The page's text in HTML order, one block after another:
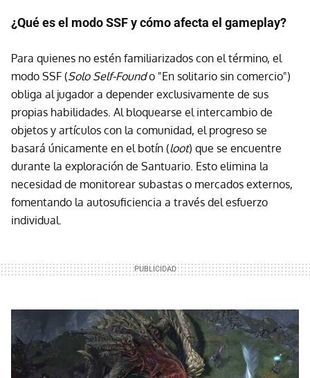
¿Qué es el modo SSF y cómo afecta el gameplay?
Para quienes no estén familiarizados con el término, el
modo SSF (Solo Self-Foundo "En solitario sin comercio")
obliga al jugador a depender exclusivamente de sus
propias habilidades. Al bloquearse el intercambio de
objetos y artículos con la comunidad, el progreso se
basará únicamente en el botín (loot) que se encuentre
durante la exploración de Santuario. Esto elimina la
necesidad de monitorear subastas o mercados externos,
fomentando la autosuficiencia a través del esfuerzo
individual.